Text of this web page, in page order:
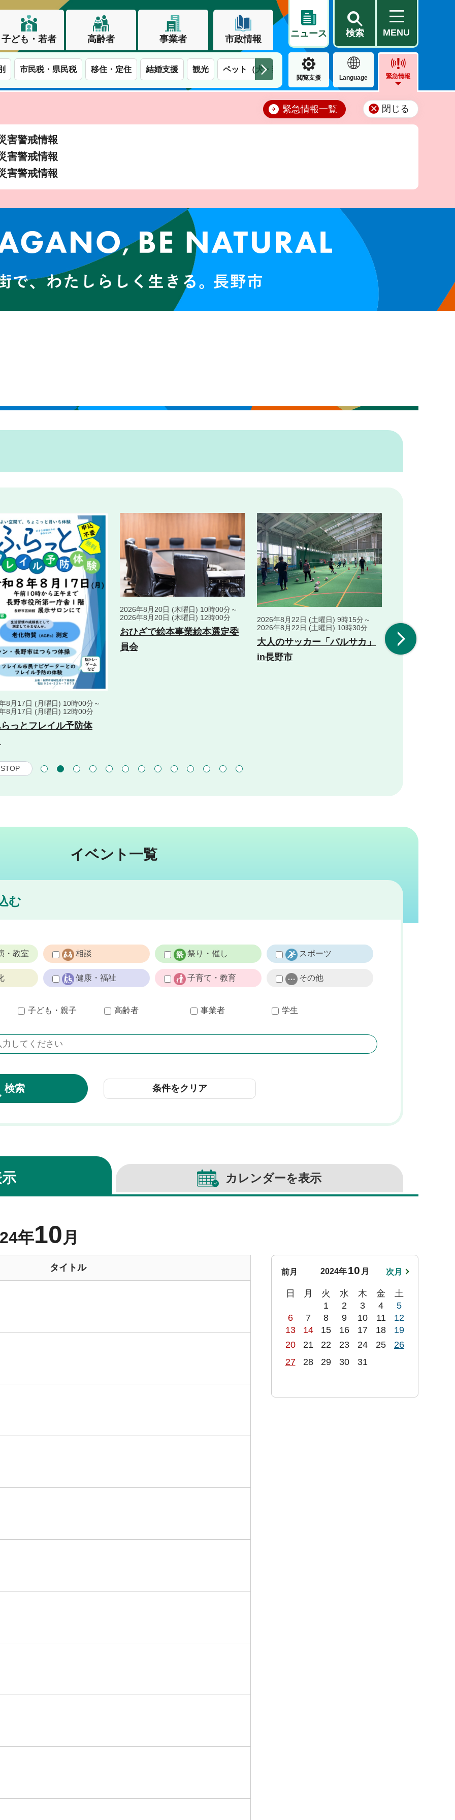
子ども・若者 高齢者 事業者 市政情報
ニュース 検索 MENU
市民税・県民税 移住・定住 結婚支援 観光 ペット（犬・猫） 住民票・戸籍 公営住宅
閲覧支援 Language 緊急情報
害警戒情報
害警戒情報
害警戒情報
緊急情報一覧 閉じる
この街で、わたしらしく生きる。長野市
8月17日 (月曜日) 10時00分～
8月17日 (月曜日) 12時00分
っとフレイル予防体
2026年8月20日 (木曜日) 10時00分～
2026年8月20日 (木曜日) 12時00分
おひざで絵本事業絵本選定委
員会
2026年8月22日 (土曜日) 9時15分～
2026年8月22日 (土曜日) 10時30分
大人のサッカー「パルサカ」
in長野市
2026年8月22日 (
大人のサッカ
in長野市
STOP
イベント一覧
む
・教室 相談 祭り・催し スポーツ
健康・福祉 子育て・教育 その他
子ども・親子 高齢者 事業者 学生
条件をクリア
カレンダーを表示
前月 2024年10 月 次月
日 月 火 水 木 金
土
1
2 3 4
5
6
7 8 9 10 11
12
13
14 15 16 17 18
19
20
21 22 23 24 25
26
27
28 29 30 31
年10月
タイトル